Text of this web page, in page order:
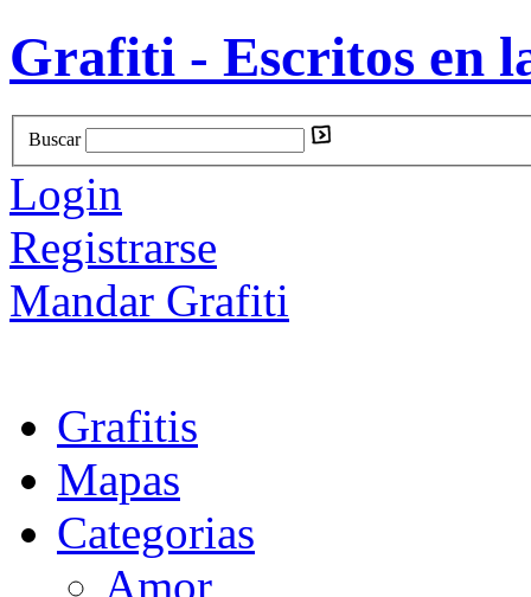
Grafiti - Escritos en
Buscar
Login
Registrarse
Mandar Grafiti
Grafitis
Mapas
Categorias
Amor